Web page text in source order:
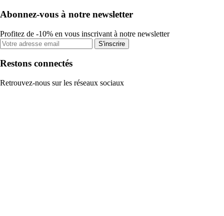
Abonnez-vous à notre newsletter
Profitez de -10% en vous inscrivant à notre newsletter
S'inscrire
Restons connectés
Retrouvez-nous sur les réseaux sociaux